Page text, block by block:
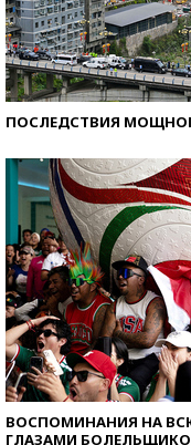
ПОСЛЕДСТВИЯ
ВОСПОМИНАНИЯ НА
ГЛАЗАМИ